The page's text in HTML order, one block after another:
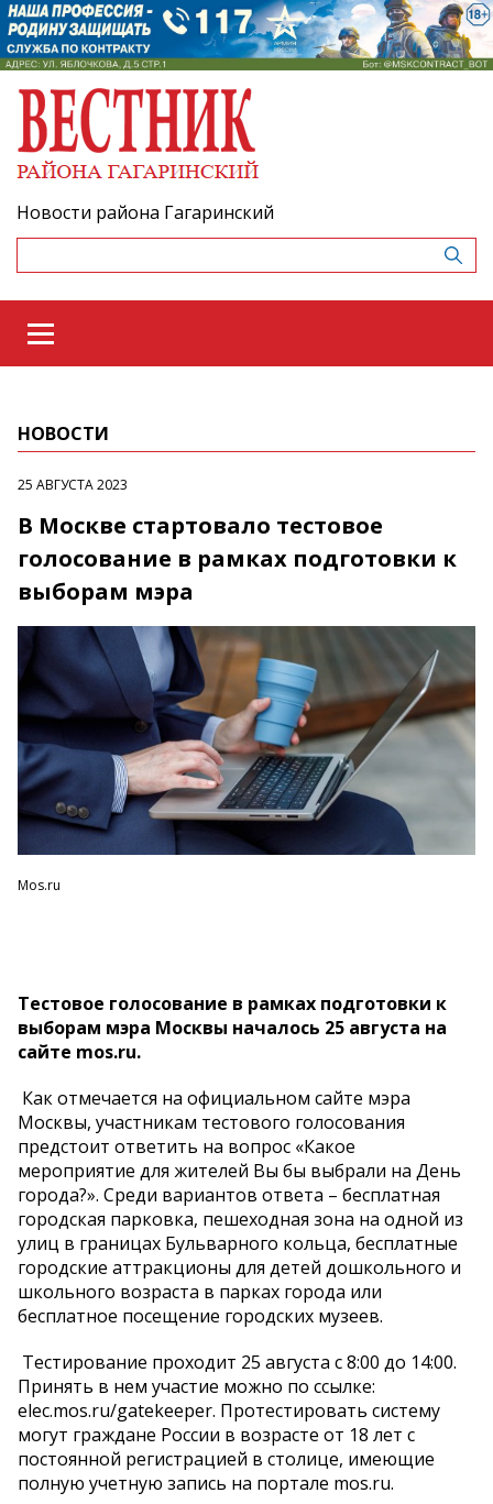
Новости района Гагаринский
НОВОСТИ
25 АВГУСТА 2023
В Москве стартовало тестовое
голосование в рамках подготовки к
выборам мэра
Mos.ru
Тестовое голосование в рамках подготовки к
выборам мэра Москвы началось 25 августа на
сайте mos.ru.
Как отмечается на официальном сайте мэра
Москвы, участникам тестового голосования
предстоит ответить на вопрос «Какое
мероприятие для жителей Вы бы выбрали на День
города?». Среди вариантов ответа – бесплатная
городская парковка, пешеходная зона на одной из
улиц в границах Бульварного кольца, бесплатные
городские аттракционы для детей дошкольного и
школьного возраста в парках города или
бесплатное посещение городских музеев.
Тестирование проходит 25 августа с 8:00 до 14:00.
Принять в нем участие можно по ссылке:
elec.mos.ru/gatekeeper. Протестировать систему
могут граждане России в возрасте от 18 лет с
постоянной регистрацией в столице, имеющие
полную учетную запись на портале mos.ru.